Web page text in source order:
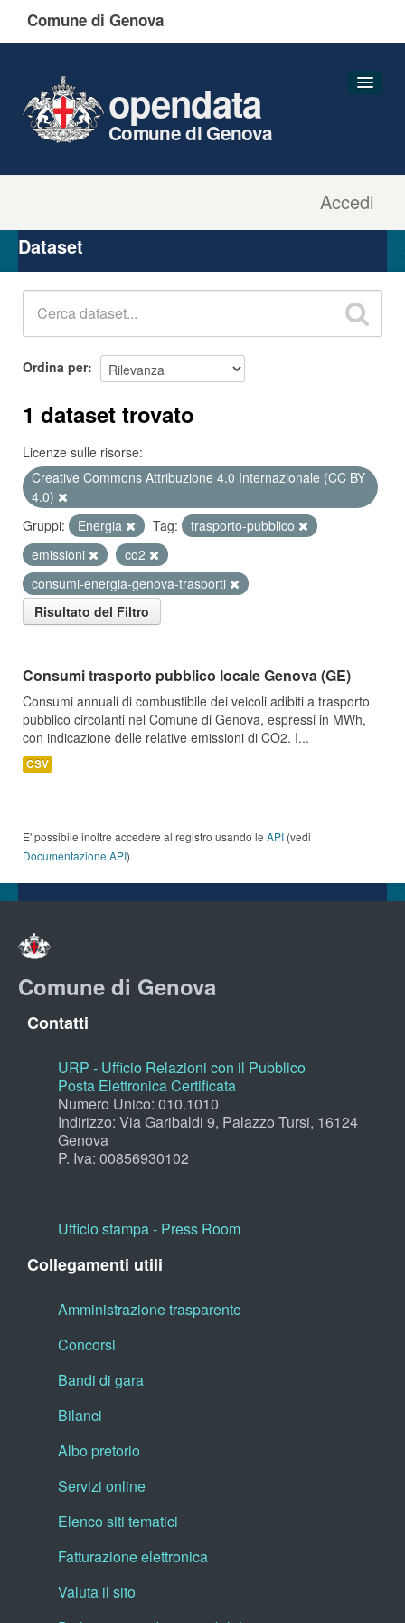
Comune di Genova
Accedi
opendata
Comune di Genova
Organizzazioni
Gruppi
Dataset
Ordina per
1 dataset trovato
Licenze sulle risorse:
Creative Commons Attribuzione 4.0 Internazionale (CC BY
4.0)
Gruppi:
Energia Tag:
trasporto-pubblico
emissioni
co2
consumi-energia-genova-trasporti
Risultato del Filtro
Consumi trasporto pubblico locale Genova (GE)
Consumi annuali di combustibile dei veicoli adibiti a trasporto
pubblico circolanti nel Comune di Genova, espressi in MWh,
con indicazione delle relative emissioni di CO2. I...
CSV
E' possibile inoltre accedere al registro usando le API (vedi
Documentazione API).
Comune di Genova
Contatti
URP - Ufficio Relazioni con il Pubblico
Posta Elettronica Certificata
Numero Unico: 010.1010
Indirizzo: Via Garibaldi 9, Palazzo Tursi, 16124
Genova
P. Iva: 00856930102
Ufficio stampa - Press Room
Collegamenti utili
Amministrazione trasparente
Concorsi
Bandi di gara
Bilanci
Albo pretorio
Servizi online
Elenco siti tematici
Fatturazione elettronica
Valuta il sito